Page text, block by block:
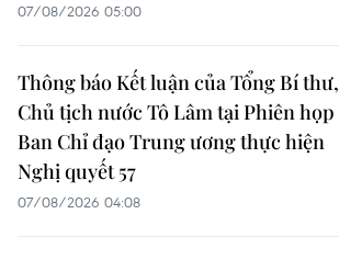
07/08/2026 05:00
Thông báo Kết luận của Tổng Bí thư,
Chủ tịch nước Tô Lâm tại Phiên họp
Ban Chỉ đạo Trung ương thực hiện
Nghị quyết 57
07/08/2026 04:08